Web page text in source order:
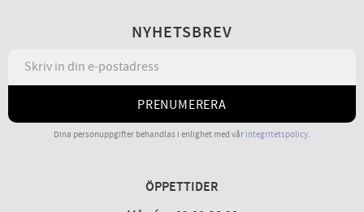
NYHETSBREV
PRENUMERERA
Dina personuppgifter behandlas i enlighet med vår integritetspolicy.
ÖPPETTIDER